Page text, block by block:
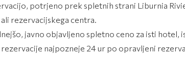
potrjeno prek spletnih strani Liburnia
rezervacijskega centra.
javno objavljeno spletno ceno za isti hotel,
najpozneje 24 ur po opravljeni